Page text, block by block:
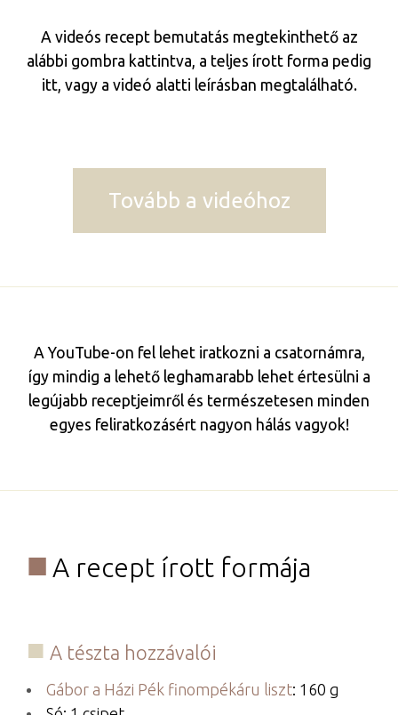
A videós recept bemutatás megtekinthető az
alábbi gombra kattintva, a teljes írott forma pedig
itt, vagy a videó alatti leírásban megtalálható.
Tovább a videóhoz
A YouTube-on fel lehet iratkozni a csatornámra,
így mindig a lehető leghamarabb lehet értesülni a
legújabb receptjeimről és természetesen minden
egyes feliratkozásért nagyon hálás vagyok!
A recept írott formája​
A tészta hozzávalói
Gábor a Házi Pék finompékáru liszt: 160 g